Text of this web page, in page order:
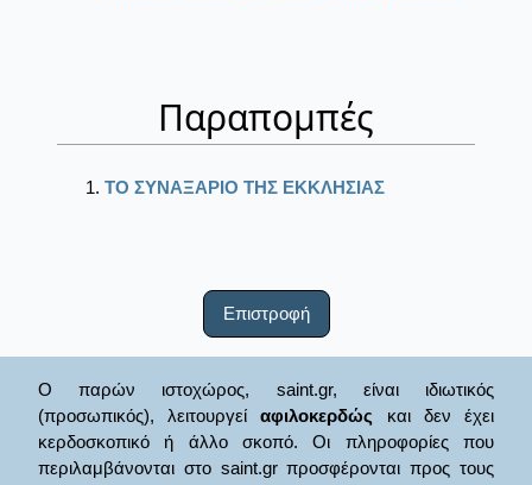
Παραπομπές
ΤΟ ΣΥΝΑΞΑΡΙΟ ΤΗΣ ΕΚΚΛΗΣΙΑΣ
Επιστροφή
Ο παρών ιστοχώρος, saint.gr, είναι ιδιωτικός
(προσωπικός), λειτουργείαφιλοκερδώς και δεν έχει
κερδοσκοπικό ή άλλο σκοπό. Οι πληροφορίες που
περιλαμβάνονται στο saint.gr προσφέρονται προς τους